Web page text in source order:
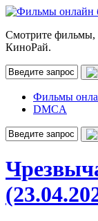
Смотрите фильмы,
КиноРай.
Фильмы
DMCA